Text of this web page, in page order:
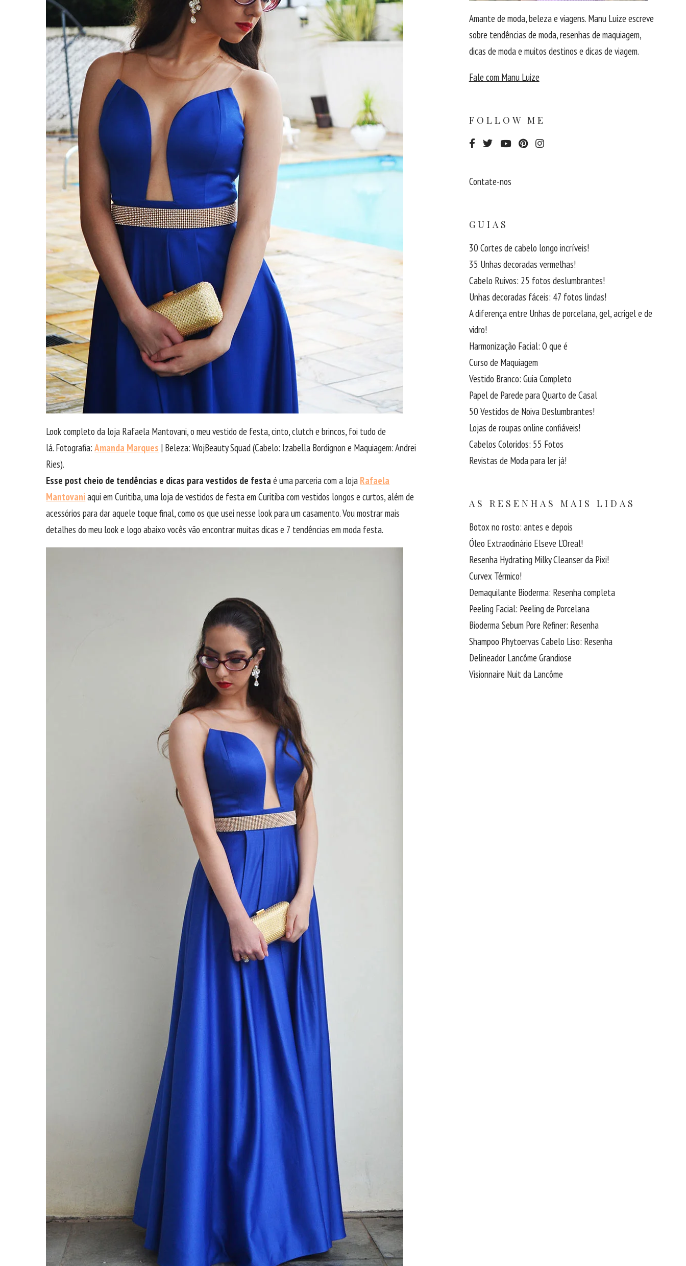
Look completo da loja Rafaela Mantovani, o meu vestido de festa, cinto, clutch e brincos, foi tudo de
lá. Fotografia:Amanda Marques | Beleza: WojBeauty Squad (Cabelo: Izabella Bordignon e Maquiagem: Andrei
Ries).
Esse post cheio de tendências e dicas para vestidos de festaé uma parceria com a loja Rafaela
Mantovaniaqui em Curitiba, uma loja de vestidos de festa em Curitiba com vestidos longos e curtos, além de
acessórios para dar aquele toque final, como os que usei nesse look para um casamento. Vou mostrar mais
detalhes do meu look e logo abaixo vocês vão encontrar muitas dicas e 7 tendências em moda festa.
Amante de moda, beleza e viagens. Manu Luize escreve
sobre tendências de moda, resenhas de maquiagem,
dicas de moda e muitos destinos e dicas de viagem.
Fale com Manu Luize
FOLLOW ME
Contate-nos
GUIAS
30 Cortes de cabelo longo incríveis!
35 Unhas decoradas vermelhas!
Cabelo Ruivos: 25 fotos deslumbrantes!
Unhas decoradas fáceis: 47 fotos lindas!
A diferença entre Unhas de porcelana, gel, acrigel e de
vidro!
Harmonização Facial: O que é
Curso de Maquiagem
Vestido Branco: Guia Completo
Papel de Parede para Quarto de Casal
50 Vestidos de Noiva Deslumbrantes!
Lojas de roupas online confiáveis!
Cabelos Coloridos: 55 Fotos
Revistas de Moda para ler já!
AS RESENHAS MAIS LIDAS
Botox no rosto: antes e depois
Óleo Extraodinário Elseve L’Oreal!
Resenha Hydrating Milky Cleanser da Pixi!
Curvex Térmico!
Demaquilante Bioderma: Resenha completa
Peeling Facial: Peeling de Porcelana
Bioderma Sebum Pore Refiner: Resenha
Shampoo Phytoervas Cabelo Liso: Resenha
Delineador Lancôme Grandiose
Visionnaire Nuit da Lancôme